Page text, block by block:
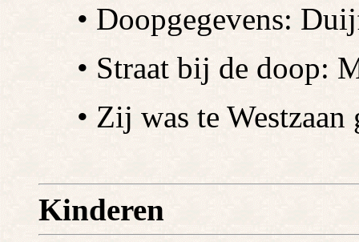
• Doopgegevens:
• Straat bij de doop:
• Zij was te
Kinderen